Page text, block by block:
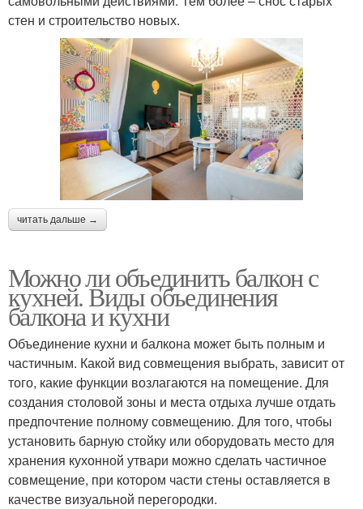
стен и строительство новых.
читать дальше →
Можно ли объединить балкон с
кухней. Виды объединения
балкона и кухни
Объединение кухни и балкона может быть полным и
частичным. Какой вид совмещения выбрать, зависит от
того, какие функции возлагаются на помещение. Для
создания столовой зоны и места отдыха лучше отдать
предпочтение полному совмещению. Для того, чтобы
установить барную стойку или оборудовать место для
хранения кухонной утвари можно сделать частичное
совмещение, при котором части стены оставляется в
качестве визуальной перегородки.